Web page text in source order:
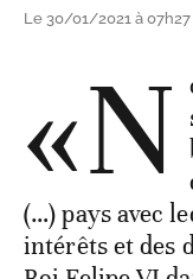
Le 30/01/2021 à 07h27
«N
(…) pays avec
intérêts et des